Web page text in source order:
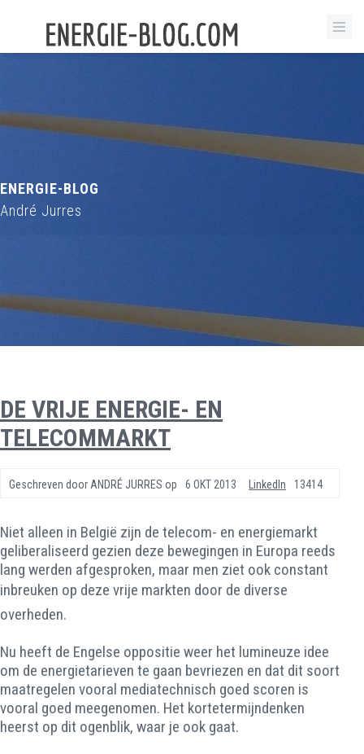
ENERGIE-BLOG
André Jurres
DE VRIJE ENERGIE- EN
TELECOMMARKT
Geschreven door ANDRÉ JURRES op 6 OKT 2013 13414
LinkedIn
Niet alleen in België zijn de telecom- en energiemarkt
geliberaliseerd gezien deze bewegingen in Europa reeds
lang werden afgesproken, maar men ziet ook constant
inbreuken op deze vrije markten door de diverse
overheden.
Nu heeft de Engelse oppositie weer het lumineuze idee
om de energietarieven te gaan bevriezen en dat dit soort
maatregelen vooral mediatechnisch goed scoren is
vooral goed meegenomen. Het kortetermijndenken
heerst op dit ogenblik, waar je ook gaat.